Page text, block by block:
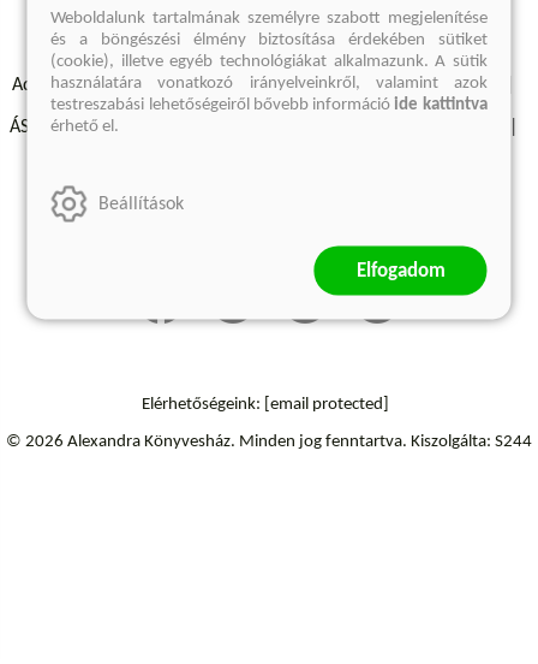
Adatvédelmi szabályzatok Elállási felmondási nyilatkozat
ÁSZF - Vásárlási feltételek
Szállítási információk
Elérhetőségeink: [email protected]
© 2026 Alexandra Könyvesház. Minden jog fenntartva. Kiszolgálta: S244
Weboldalunk tartalmának személyre szabott megjelenítése
és a böngészési élmény biztosítása érdekében sütiket
(cookie), illetve egyéb technológiákat alkalmazunk. A sütik
használatára vonatkozó irányelveinkről, valamint azok
testreszabási lehetőségeiről bővebb információide kattintva
érhető el.
Beállítások
Elfogadom